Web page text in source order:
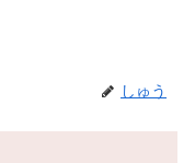
しゅう